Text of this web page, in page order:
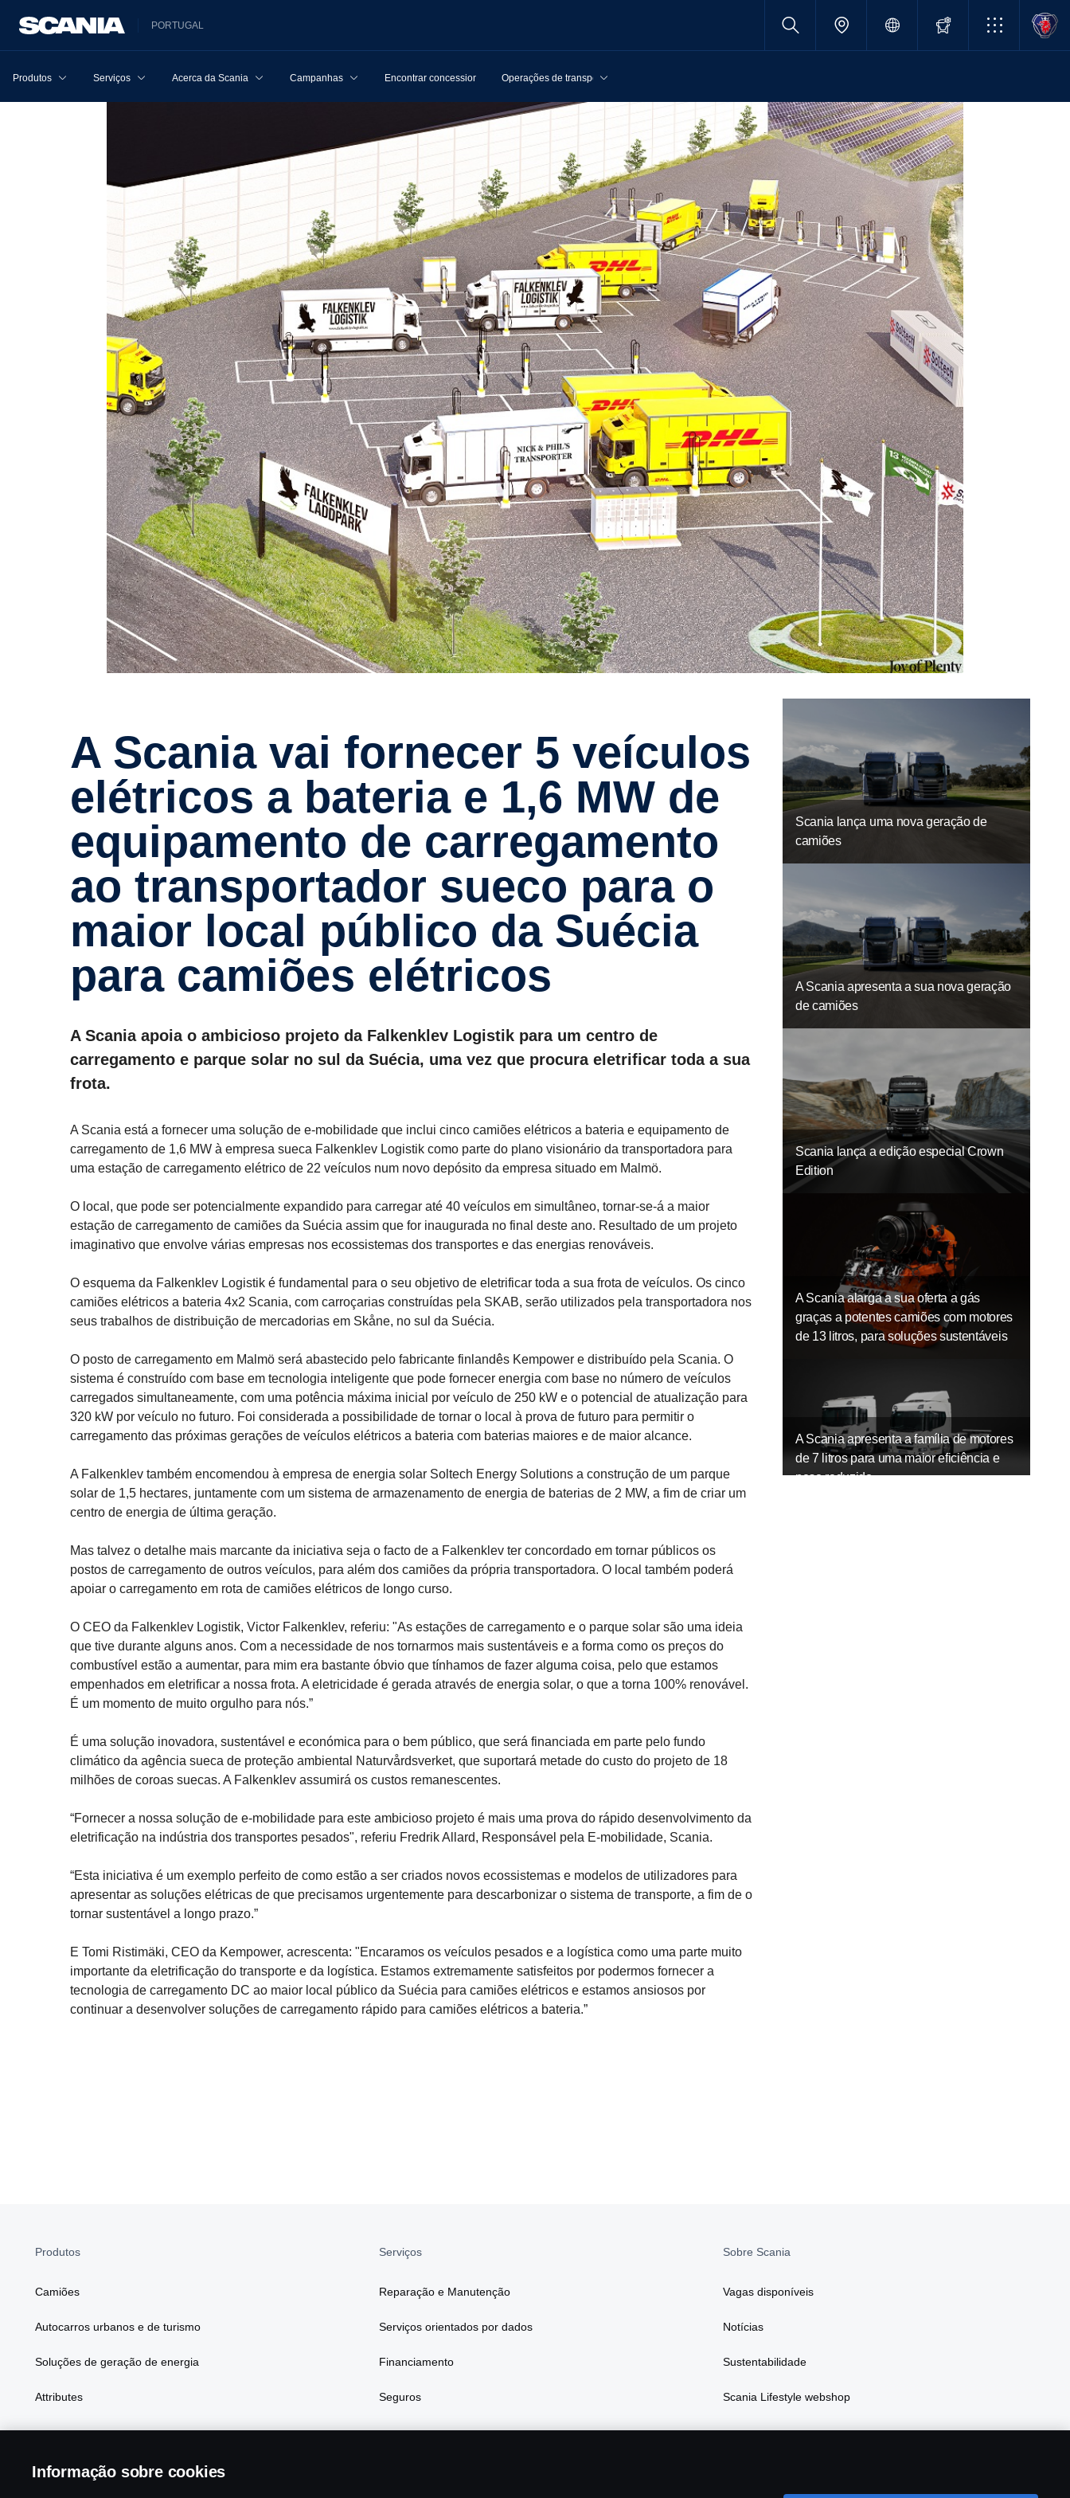
PORTUGAL
Produtos Serviços Acerca da Scania Campanhas Encontrar concessionários Operações de transporte
A Scania vai fornecer 5 veículos
elétricos a bateria e 1,6 MW de
equipa­mento de carre­ga­mento
ao trans­por­tador sueco para o
maior local público da Suécia
para camiões elétricos
A Scania apoia o ambicioso projeto da Falkenklev Logistik para um centro de
carregamento e parque solar no sul da Suécia, uma vez que procura eletrificar toda a sua
frota.
A Scania está a fornecer uma solução de e-mobilidade que inclui cinco camiões elétricos a bateria e equipamento de
carregamento de 1,6 MW à empresa sueca Falkenklev Logistik como parte do plano visionário da transportadora para
uma estação de carregamento elétrico de 22 veículos num novo depósito da empresa situado em Malmö.
O local, que pode ser potencialmente expandido para carregar até 40 veículos em simultâneo, tornar-se-á a maior
estação de carregamento de camiões da Suécia assim que for inaugurada no final deste ano. Resultado de um projeto
imaginativo que envolve várias empresas nos ecossistemas dos transportes e das energias renováveis.
O esquema da Falkenklev Logistik é fundamental para o seu objetivo de eletrificar toda a sua frota de veículos. Os cinco
camiões elétricos a bateria 4x2 Scania, com carroçarias construídas pela SKAB, serão utilizados pela transportadora nos
seus trabalhos de distribuição de mercadorias em Skåne, no sul da Suécia.
O posto de carregamento em Malmö será abastecido pelo fabricante finlandês Kempower e distribuído pela Scania. O
sistema é construído com base em tecnologia inteligente que pode fornecer energia com base no número de veículos
carregados simultaneamente, com uma potência máxima inicial por veículo de 250 kW e o potencial de atualização para
320 kW por veículo no futuro. Foi considerada a possibilidade de tornar o local à prova de futuro para permitir o
carregamento das próximas gerações de veículos elétricos a bateria com baterias maiores e de maior alcance.
A Falkenklev também encomendou à empresa de energia solar Soltech Energy Solutions a construção de um parque
solar de 1,5 hectares, juntamente com um sistema de armazenamento de energia de baterias de 2 MW, a fim de criar um
centro de energia de última geração.
Mas talvez o detalhe mais marcante da iniciativa seja o facto de a Falkenklev ter concordado em tornar públicos os
postos de carregamento de outros veículos, para além dos camiões da própria transportadora. O local também poderá
apoiar o carregamento em rota de camiões elétricos de longo curso.
O CEO da Falkenklev Logistik, Victor Falkenklev, referiu: "As estações de carregamento e o parque solar são uma ideia
que tive durante alguns anos. Com a necessidade de nos tornarmos mais sustentáveis e a forma como os preços do
combustível estão a aumentar, para mim era bastante óbvio que tínhamos de fazer alguma coisa, pelo que estamos
empenhados em eletrificar a nossa frota. A eletricidade é gerada através de energia solar, o que a torna 100% renovável.
É um momento de muito orgulho para nós.”
É uma solução inovadora, sustentável e económica para o bem público, que será financiada em parte pelo fundo
climático da agência sueca de proteção ambiental Naturvårdsverket, que suportará metade do custo do projeto de 18
milhões de coroas suecas. A Falkenklev assumirá os custos remanescentes.
“Fornecer a nossa solução de e-mobilidade para este ambicioso projeto é mais uma prova do rápido desenvolvimento da
eletrificação na indústria dos transportes pesados", referiu Fredrik Allard, Responsável pela E-mobilidade, Scania.
“Esta iniciativa é um exemplo perfeito de como estão a ser criados novos ecossistemas e modelos de utilizadores para
apresentar as soluções elétricas de que precisamos urgentemente para descarbonizar o sistema de transporte, a fim de o
tornar sustentável a longo prazo.”
E Tomi Ristimäki, CEO da Kempower, acrescenta: "Encaramos os veículos pesados e a logística como uma parte muito
importante da eletrificação do transporte e da logística. Estamos extremamente satisfeitos por podermos fornecer a
tecnologia de carregamento DC ao maior local público da Suécia para camiões elétricos e estamos ansiosos por
continuar a desenvolver soluções de carregamento rápido para camiões elétricos a bateria.”
Scania lança uma nova geração de
camiões
A Scania apresenta a sua nova geração
de camiões
Scania lança a edição especial Crown
Edition
A Scania alarga a sua oferta a gás
graças a potentes camiões com motores
de 13 litros, para soluções sustentáveis
A Scania apresenta a família de motores
de 7 litros para uma maior eficiência e
peso reduzido
Produtos
Camiões
Autocarros urbanos e de turismo
Soluções de geração de energia
Attributes
Serviços
Reparação e Manutenção
Serviços orientados por dados
Financiamento
Seguros
Sobre Scania
Vagas disponíveis
Notícias
Sustentabilidade
Scania Lifestyle webshop
Scania in Your Region: PORTUGAL
Informação sobre cookies